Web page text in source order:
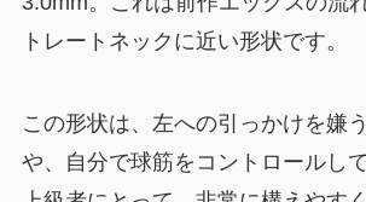
トレートネックに近い形状です。
この形状は、左への引っかけを嫌
や、自分で球筋をコントロールし